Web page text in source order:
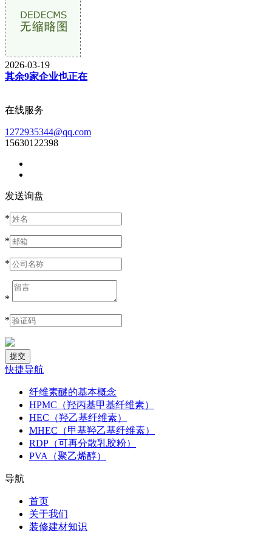
2026-03-19
其余9家企业也正在
在线服务
1272935344@qq.com
15630122398
发送询盘
*
*
*
*
*
快捷导航
纤维素醚的基本概念
HPMC（羟丙基甲基纤维素）
HEC（羟乙基纤维素）
MHEC（甲基羟乙基纤维素）
RDP（可再分散乳胶粉）
PVA（聚乙烯醇）
导航
首页
关于我们
装修建材知识